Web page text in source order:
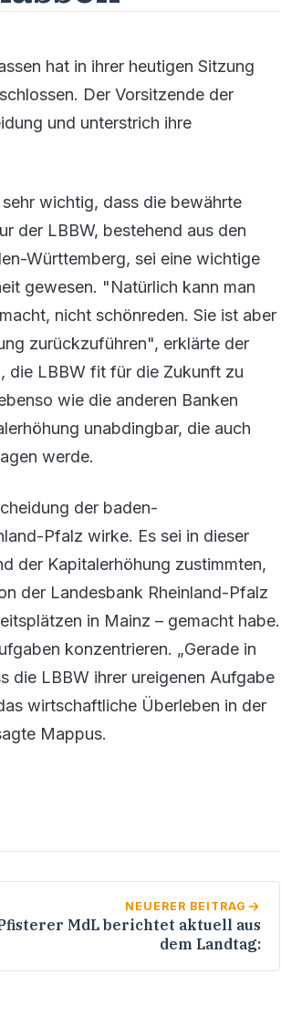
hat in ihrer heutigen Sitzung
Der Vorsitzende der
und unterstrich ihre
wichtig, dass die bewährte
der LBBW, bestehend aus den
Württemberg, sei eine wichtige
gewesen. "Natürlich kann man
nicht schönreden. Sie ist aber
zurückzuführen", erklärte der
die LBBW fit für die Zukunft zu
wie die anderen Banken
unabdingbar, die auch
werde.
der baden-
Pfalz wirke. Es sei in dieser
der Kapitalerhöhung zustimmten,
der Landesbank Rheinland-Pfalz
in Mainz – gemacht habe.
konzentrieren. „Gerade in
die LBBW ihrer ureigenen Aufgabe
wirtschaftliche Überleben in der
Mappus.
NEUERER BEITRAG
MdL berichtet aktuell aus
dem Landtag: